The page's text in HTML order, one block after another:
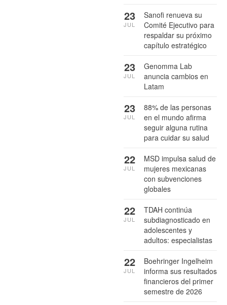
Sanofi renueva su
Comité Ejecutivo para
respaldar su próximo
capítulo estratégico
23
JUL
Genomma Lab
anuncia cambios en
Latam
23
JUL
88% de las personas
en el mundo afirma
seguir alguna rutina
para cuidar su salud
23
JUL
MSD impulsa salud de
mujeres mexicanas
con subvenciones
globales
22
JUL
TDAH continúa
subdiagnosticado en
adolescentes y
adultos: especialistas
22
JUL
Boehringer Ingelheim
informa sus resultados
financieros del primer
semestre de 2026
22
JUL